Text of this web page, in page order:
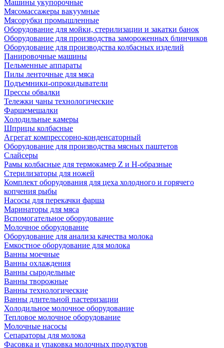
Машины укупорочные
Мясомассажеры вакуумные
Мясорубки промышленные
Оборудование для мойки, стерилизации и закатки банок
Оборудование для производства замороженных блинчиков
Оборудование для производства колбасных изделий
Панировочные машины
Пельменные аппараты
Пилы ленточные для мяса
Подъемники-опрокидыватели
Прессы обвалки
Тележки чаны технологические
Фаршемешалки
Холодильные камеры
Шприцы колбасные
Агрегат компрессорно-конденсаторный
Оборудование для производства мясных паштетов
Слайсеры
Рамы колбасные для термокамер Z и H-образные
Стерилизаторы для ножей
Комплект оборудования для цеха холодного и горячего
копчения рыбы
Насосы для перекачки фарша
Маринаторы для мяса
Вспомогательное оборудование
Молочное оборудование
Оборудование для анализа качества молока
Емкостное оборудование для молока
Ванны моечные
Ванны охлаждения
Ванны сыродельные
Ванны творожные
Ванны технологические
Ванны длительной пастеризации
Холодильное молочное оборудование
Тепловое молочное оборудование
Молочные насосы
Сепараторы для молока
Фасовка и упаковка молочных продуктов